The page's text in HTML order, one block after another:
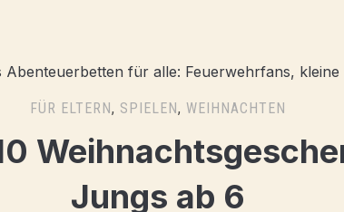
FÜR ELTERN, SPIELEN, WEIHNACHTEN
Jungs ab 6